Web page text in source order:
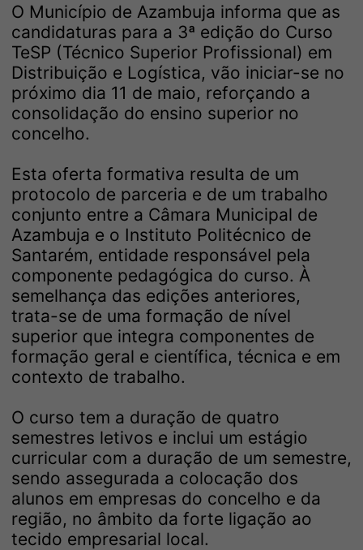
O Município de Azambuja informa que as
candidaturas para a 3ª edição do Curso
TeSP (Técnico Superior Profissional) em
Distribuição e Logística, vão iniciar-se no
próximo dia 11 de maio, reforçando a
consolidação do ensino superior no
concelho.
Esta oferta formativa resulta de um
protocolo de parceria e de um trabalho
conjunto entre a Câmara Municipal de
Azambuja e o Instituto Politécnico de
Santarém, entidade responsável pela
componente pedagógica do curso. À
semelhança das edições anteriores,
trata-se de uma formação de nível
superior que integra componentes de
formação geral e científica, técnica e em
contexto de trabalho.
O curso tem a duração de quatro
semestres letivos e inclui um estágio
curricular com a duração de um semestre,
sendo assegurada a colocação dos
alunos em empresas do concelho e da
região, no âmbito da forte ligação ao
tecido empresarial local.